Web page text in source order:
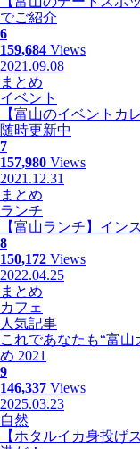
でご紹介
6
159,684 Views
2021.09.08
まとめ
イベント
【富山のイベントカ
随時更新中
7
157,980 Views
2021.12.31
まとめ
ランチ
【富山ランチ】イン
8
150,172 Views
2022.04.25
まとめ
カフェ
人気記事
これであなたも“富
め 2021
9
146,337 Views
2025.03.23
自然
【ホタルイカ身投げ